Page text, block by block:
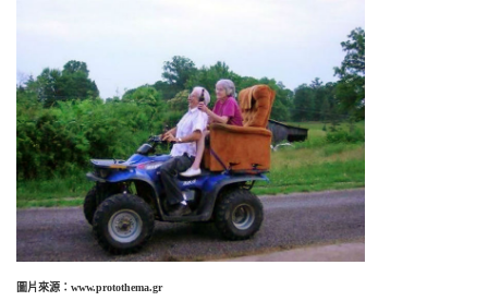
圖片來源：www.protothema.gr